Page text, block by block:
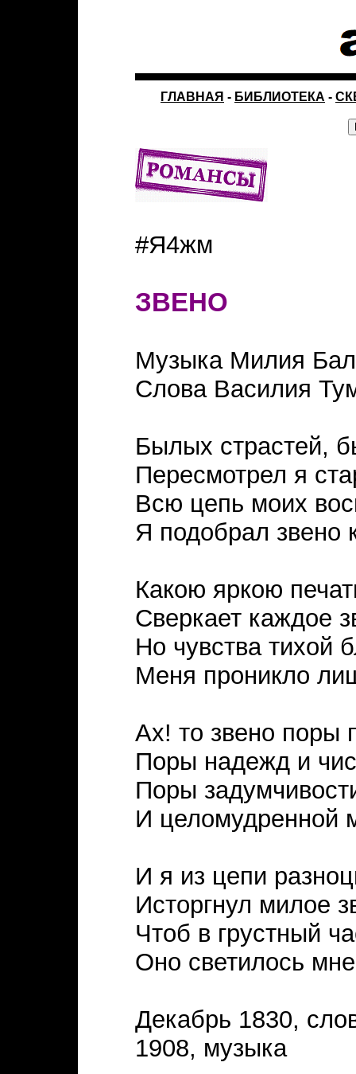
ГЛАВНАЯ - БИБЛИОТЕКА -
#Я4жм
ЗВЕНО
Музыка Милия
Слова Василия
Былых страстей,
Пересмотрел я
Всю цепь моих
Я подобрал звено
Какою яркою
Сверкает каждое
Но чувства тихой
Меня проникло
Ах! то звено поры
Поры надежд и
Поры
И целомудренной
И я из цепи
Исторгнул милое
Чтоб в грустный
Оно светилось
Декабрь 1830,
1908, музыка